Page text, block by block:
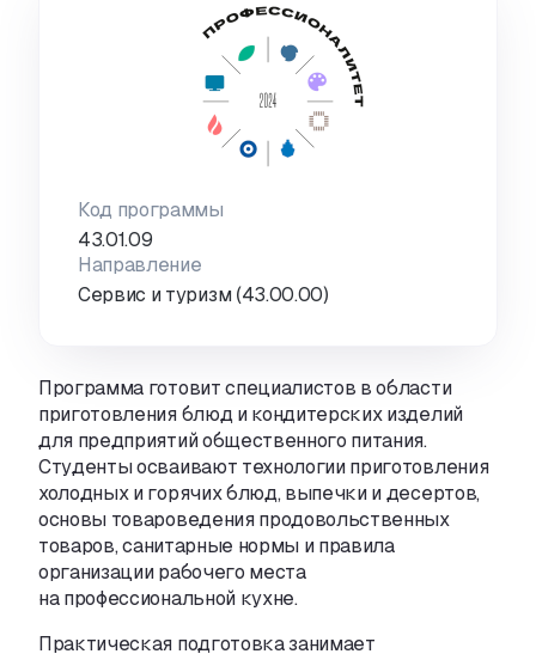
Программа готовит специалистов в области
приготовления блюд и кондитерских изделий
для предприятий общественного питания.
Студенты осваивают технологии приготовления
холодных и горячих блюд, выпечки и десертов,
основы товароведения продовольственных
товаров,санитарные нормы и правила
организации рабочего места
на профессиональной кухне.
Практическая подготовка занимает
Код программы
43.01.09
Направление
Сервис и туризм (43.00.00)